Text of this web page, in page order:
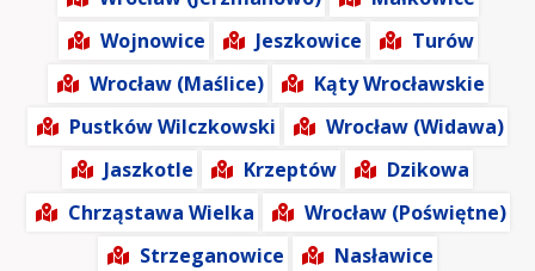
Wojnowice
Jeszkowice
Turów
Wrocław (Maślice)
Kąty Wrocławskie
Pustków Wilczkowski
Wrocław (Widawa)
Jaszkotle
Krzeptów
Dzikowa
Chrząstawa Wielka
Wrocław (Poświętne)
Strzeganowice
Nasławice